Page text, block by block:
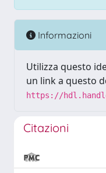
Informazioni
Utilizza questo
un link a questo
https://
Citazioni